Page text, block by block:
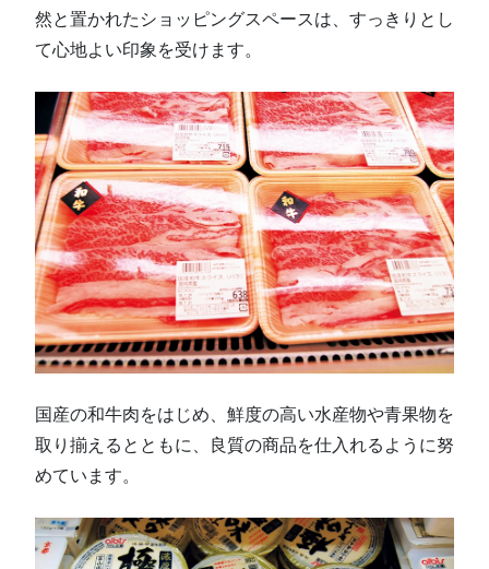
然と置かれたショッピングスペースは、すっきりとし
て心地よい印象を受けます。
国産の和牛肉をはじめ、鮮度の高い水産物や青果物を
取り揃えるとともに、良質の商品を仕入れるように努
めています。